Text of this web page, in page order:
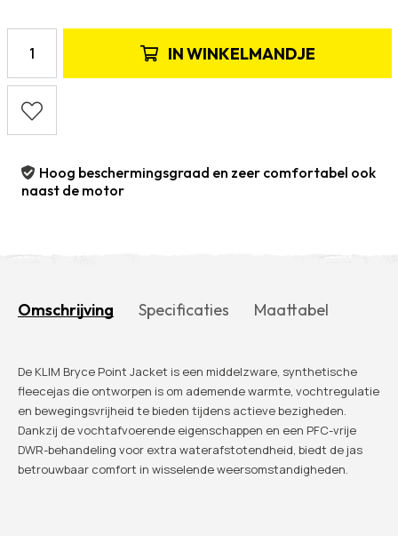
INWINKELMANDJE
Hoog beschermingsgraad en zeer comfortabel ook
naast de motor
Omschrijving Specificaties Maattabel
De KLIM Bryce Point Jacket is een middelzware, synthetische
fleecejas die ontworpen is om ademende warmte, vochtregulatie
en bewegingsvrijheid te bieden tijdens actieve bezigheden.
Dankzij de vochtafvoerende eigenschappen en een PFC-vrije
DWR-behandeling voor extra waterafstotendheid, biedt de jas
betrouwbaar comfort in wisselende weersomstandigheden.